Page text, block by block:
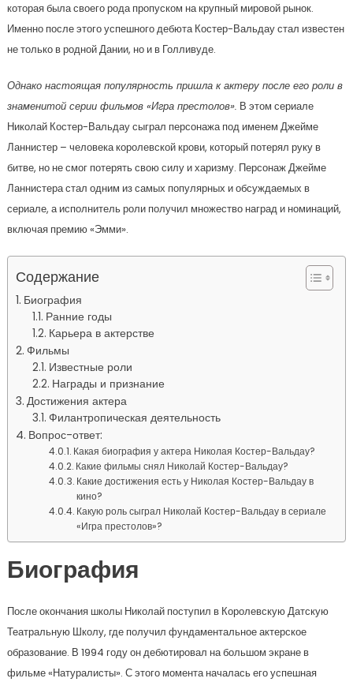
которая была своего рода пропуском на крупный мировой рынок.
Именно после этого успешного дебюта Костер-Вальдау стал известен
не только в родной Дании, но и в Голливуде.
Однако настоящая популярность пришла к актеру после его роли в
знаменитой серии фильмов «Игра престолов». В этом сериале
Николай Костер-Вальдау сыграл персонажа под именем Джейме
Ланнистер – человека королевской крови, который потерял руку в
битве, но не смог потерять свою силу и харизму. Персонаж Джейме
Ланнистера стал одним из самых популярных и обсуждаемых в
сериале, а исполнитель роли получил множество наград и номинаций,
включая премию «Эмми».
Содержание
Биография
Ранние годы
Карьера в актерстве
Фильмы
Известные роли
Награды и признание
Достижения актера
Филантропическая деятельность
Вопрос-ответ:
Какая биография у актера Николая Костер-Вальдау?
Какие фильмы снял Николай Костер-Вальдау?
Какие достижения есть у Николая Костер-Вальдау в
кино?
Какую роль сыграл Николай Костер-Вальдау в сериале
«Игра престолов»?
Биография
После окончания школы Николай поступил в Королевскую Датскую
Театральную Школу, где получил фундаментальное актерское
образование. В 1994 году он дебютировал на большом экране в
фильме «Натуралисты». С этого момента началась его успешная